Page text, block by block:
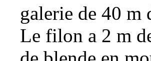
galerie de 40 m
Le filon a 2 m